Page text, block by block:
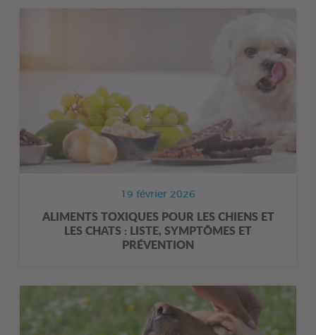
19 février 2026
ALIMENTS TOXIQUES POUR LES CHIENS ET
LES CHATS : LISTE, SYMPTÔMES ET
PRÉVENTION